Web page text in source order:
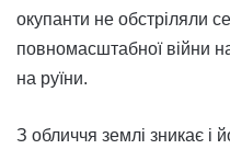
окупанти не обстріляли
повномасштабної війни
на руїни.
З обличчя землі зникає і